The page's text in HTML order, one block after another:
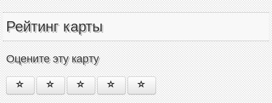
Рейтинг карты
Оцените эту карту